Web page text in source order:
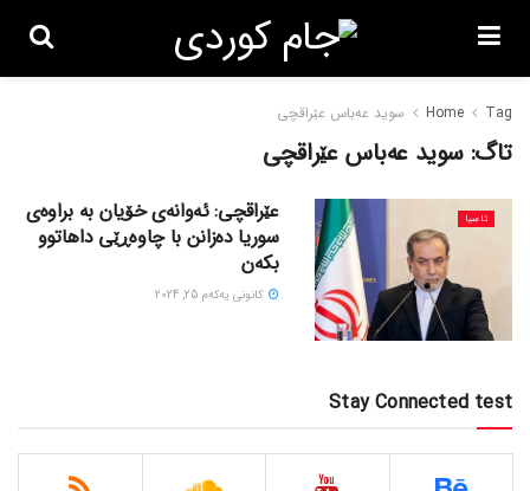
Home Tag سوید عەباس عێراقچی
تاگ: سوید عەباس عێراقچی
ئاسیا
عێراقچی: ئەوانەی خۆیان بە براوەی
سوریا دەزانن با چاوەڕێی داهاتوو
بکەن
كانونی یه‌كه‌م 25, 2024
Stay Connected test